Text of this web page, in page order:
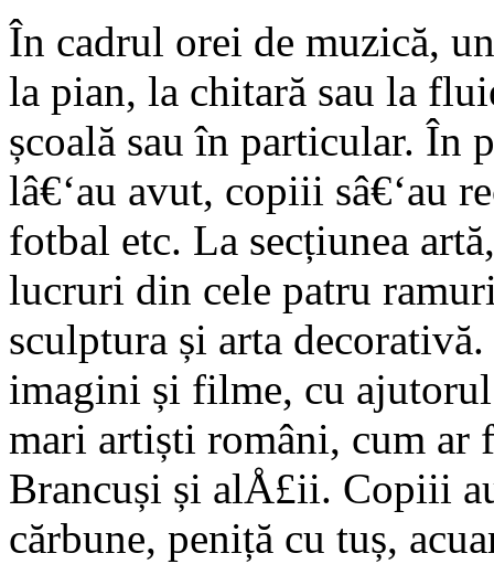
În cadrul orei de muzică,
la pian, la chitară sau la
școală sau în particular. În
lâ€‘au avut, copiii sâ€‘au
fotbal etc. La secțiunea
lucruri din cele patru
sculptura și arta
imagini și filme, cu
mari artiști români, cum ar
Brancuși și alÅ£ii. Copiii
cărbune, peniță cu tuș,